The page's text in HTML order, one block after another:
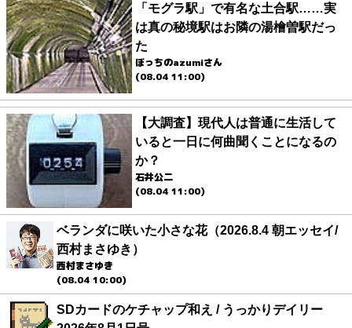
「モグラ駅」で有名な土合駅……実
は真の秘境駅はお隣の湯檜曽駅だっ
た
ぼっちのazumiさん
(08.04 11:00)
【大調査】現代人は普通に生活して
いると一日に何曲聞くことになるの
か？
石井公二
(08.04 11:00)
ベランダに咲いた小さな花（2026.8.4 朝エッセイ/
西村まさゆき）
西村まさゆき
(08.04 10:00)
SDカードのケチャップ和え / うっかりデイリー